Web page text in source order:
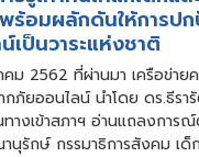
อมผลักดันให้การปก
เป็นวาระแห่งชาติ
ม 2562 ที่ผ่านมา เครือข่าย
กภัยออนไลน์ นำโดย ดร.ธีร
ทางเข้าสภาฯ อ่านแถลงการ
รักษ์ กรรมาธิการสังคม เด็